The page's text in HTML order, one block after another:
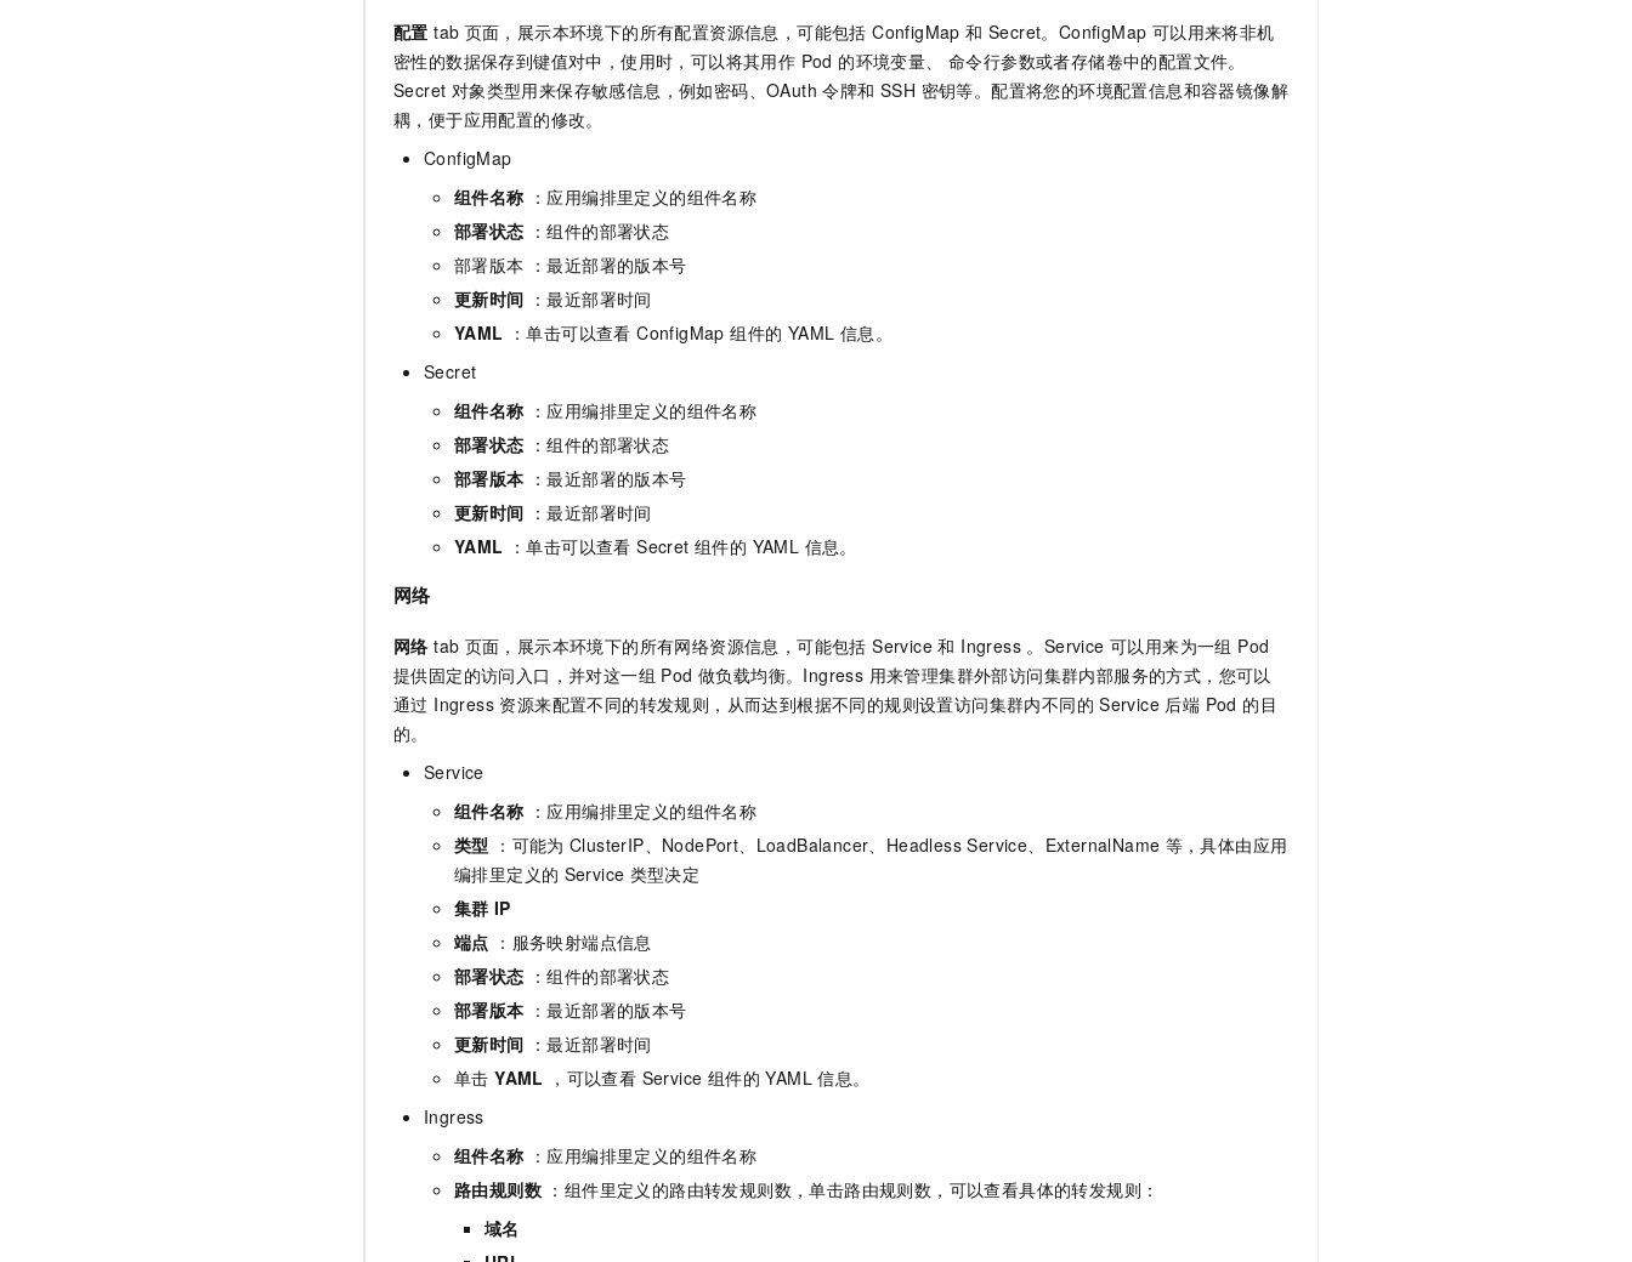
配置 tab 页面，展示本环境下的所有配置资源信息，可能包括 ConfigMap 和 Secret。ConfigMap 可以用来将非机
密性的数据保存到键值对中，使用时，可以将其用作 Pod 的环境变量、 命令行参数或者存储卷中的配置文件。
Secret 对象类型用来保存敏感信息，例如密码、OAuth 令牌和 SSH 密钥等。配置将您的环境配置信息和容器镜像解
耦，便于应用配置的修改。
ConfigMap
组件名称 ：应用编排里定义的组件名称
部署状态 ：组件的部署状态
部署版本 ：最近部署的版本号
更新时间 ：最近部署时间
YAML ：单击可以查看 ConfigMap 组件的 YAML 信息。
Secret
组件名称 ：应用编排里定义的组件名称
部署状态 ：组件的部署状态
部署版本 ：最近部署的版本号
更新时间 ：最近部署时间
YAML ：单击可以查看 Secret 组件的 YAML 信息。
网络
网络 tab 页面，展示本环境下的所有网络资源信息，可能包括 Service 和 Ingress 。Service 可以用来为一组 Pod
提供固定的访问入口，并对这一组 Pod 做负载均衡。Ingress 用来管理集群外部访问集群内部服务的方式，您可以
通过 Ingress 资源来配置不同的转发规则，从而达到根据不同的规则设置访问集群内不同的 Service 后端 Pod 的目
的。
Service
组件名称 ：应用编排里定义的组件名称
类型 ：可能为 ClusterIP、NodePort、LoadBalancer、Headless Service、ExternalName 等，具体由应用
编排里定义的 Service 类型决定
集群 IP
端点 ：服务映射端点信息
部署状态 ：组件的部署状态
部署版本 ：最近部署的版本号
更新时间 ：最近部署时间
单击YAML ，可以查看 Service 组件的 YAML 信息。
Ingress
组件名称 ：应用编排里定义的组件名称
路由规则数 ：组件里定义的路由转发规则数，单击路由规则数，可以查看具体的转发规则：
域名